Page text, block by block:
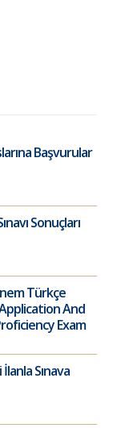
Başvurular
Sonuçları
Türkçe
And
Exam
Sınava